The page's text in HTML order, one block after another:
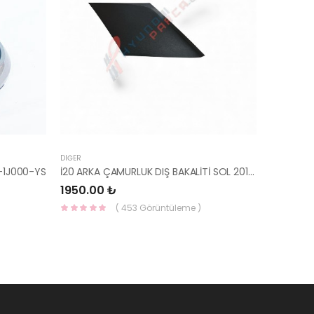
YS
DIĞER
İ20 ARKA ÇAMURLUK DIŞ BAKALİTİ SOL 2015- ( PARLAK SİYAH ) 87360-C8000-YS
1950.00 ₺
( 453 Görüntüleme )